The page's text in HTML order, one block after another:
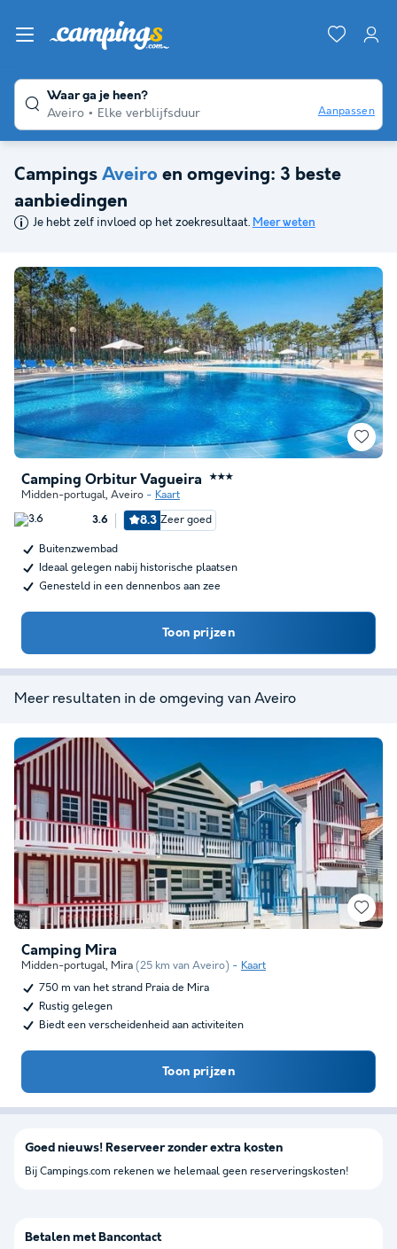
Waar ga je heen?
Aveiro
Elke verblijfsduur Aanpassen
Campings Aveiro en omgeving: 3 beste
aanbiedingen
Je hebt zelf invloed op het zoekresultaat. Meer weten
Camping Orbitur Vagueira ★★★
Midden-portugal, Aveiro Kaart
3.6 8.3 Zeer goed
Buitenzwembad
Ideaal gelegen nabij historische plaatsen
Genesteld in een dennenbos aan zee
Toon prijzen
Meer resultaten in de omgeving van Aveiro
Camping Mira
Midden-portugal, Mira (25 km van Aveiro)
Kaart
750 m van het strand Praia de Mira
Rustig gelegen
Biedt een verscheidenheid aan activiteiten
Toon prijzen
Goed nieuws! Reserveer zonder extra kosten
Bij Campings.com rekenen we helemaal geen reserveringskosten!
Betalen met Bancontact